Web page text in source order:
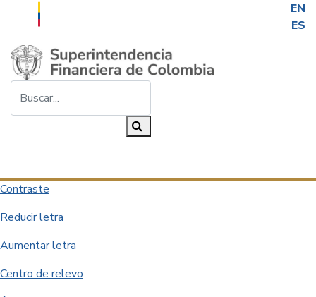
EN
ES
Saltar al contenido principal
Contraste
Reducir letra
Aumentar letra
Centro de relevo